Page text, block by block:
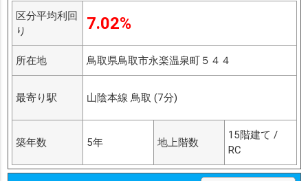
区分平均利回
り
7.02%
所在地 鳥取県鳥取市永楽温泉町５４４
最寄り駅 山陰本線 鳥取 (7分)
築年数 5年 地上階数
15階建て /
RC